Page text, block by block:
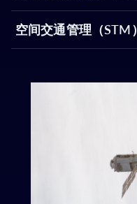
空间交通管理（STM）